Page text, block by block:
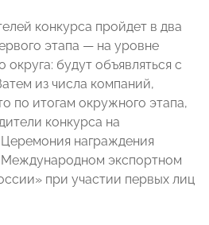
конкурса пройдет в два
этапа — на уровне
округа: будут объявляться с
из числа компаний,
по итогам окружного этапа,
конкурса на
награждения
Международном экспортном
при участии первых лиц